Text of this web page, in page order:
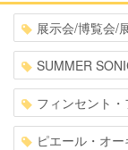
展示会/博覧会/
SUMMER
フィンセント
ピエール・オ